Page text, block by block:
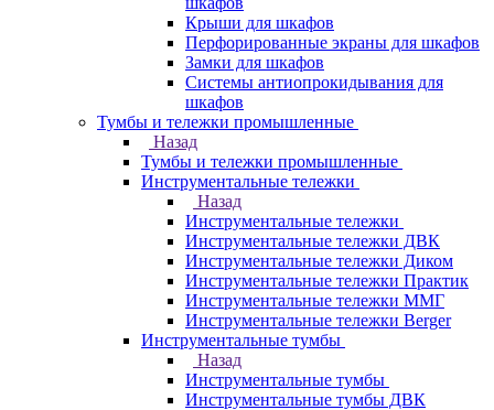
Крыши для шкафов
Перфорированные экраны для шкафов
Замки для шкафов
Системы антиопрокидывания для
шкафов
Тумбы и тележки промышленные
Назад
Тумбы и тележки промышленные
Инструментальные тележки
Назад
Инструментальные тележки
Инструментальные тележки ДВК
Инструментальные тележки Диком
Инструментальные тележки Практик
Инструментальные тележки ММГ
Инструментальные тележки Berger
Инструментальные тумбы
Назад
Инструментальные тумбы
Инструментальные тумбы ДВК